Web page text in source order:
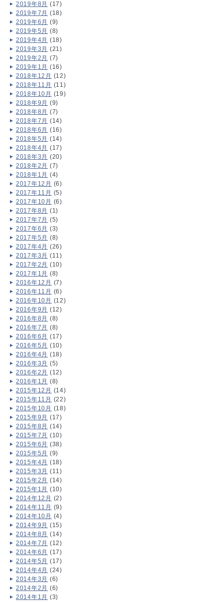
2019年8月 (17)
2019年7月 (18)
2019年6月 (9)
2019年5月 (8)
2019年4月 (18)
2019年3月 (21)
2019年2月 (7)
2019年1月 (16)
2018年12月 (12)
2018年11月 (11)
2018年10月 (19)
2018年9月 (9)
2018年8月 (7)
2018年7月 (14)
2018年6月 (16)
2018年5月 (14)
2018年4月 (17)
2018年3月 (20)
2018年2月 (7)
2018年1月 (4)
2017年12月 (6)
2017年11月 (5)
2017年10月 (6)
2017年8月 (1)
2017年7月 (5)
2017年6月 (3)
2017年5月 (8)
2017年4月 (26)
2017年3月 (11)
2017年2月 (10)
2017年1月 (8)
2016年12月 (7)
2016年11月 (6)
2016年10月 (12)
2016年9月 (12)
2016年8月 (8)
2016年7月 (8)
2016年6月 (17)
2016年5月 (10)
2016年4月 (18)
2016年3月 (5)
2016年2月 (12)
2016年1月 (8)
2015年12月 (14)
2015年11月 (22)
2015年10月 (18)
2015年9月 (17)
2015年8月 (14)
2015年7月 (10)
2015年6月 (38)
2015年5月 (9)
2015年4月 (18)
2015年3月 (11)
2015年2月 (14)
2015年1月 (10)
2014年12月 (2)
2014年11月 (9)
2014年10月 (4)
2014年9月 (15)
2014年8月 (14)
2014年7月 (12)
2014年6月 (17)
2014年5月 (17)
2014年4月 (24)
2014年3月 (6)
2014年2月 (6)
2014年1月 (3)